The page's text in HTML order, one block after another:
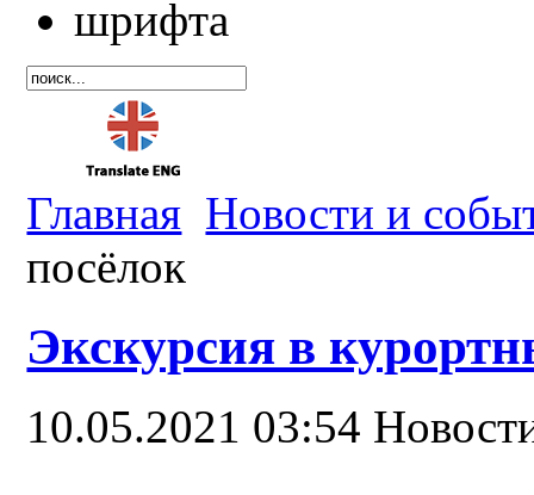
Главная Новости и
посёлок
Экскурсия в
10.05.2021 03:54